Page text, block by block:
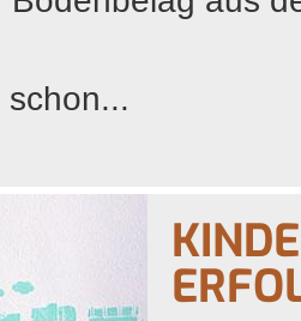
schon...